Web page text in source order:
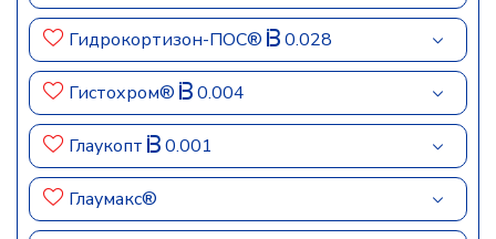
Гидрокортизон-ПОС® 0.028
Гистохром® 0.004
Глаукопт 0.001
Глаумакс®